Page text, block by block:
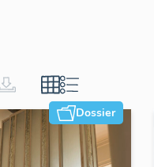
Dossier